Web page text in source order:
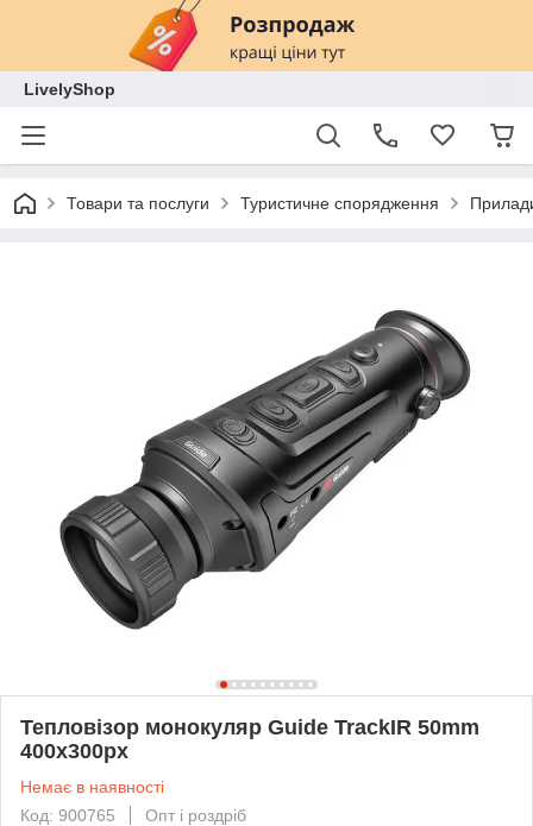
LivelyShop
Товари та послуги Туристичне спорядження
Тепловізор монокуляр Guide TrackIR 50mm
400x300px
Немає в наявності
Код: 900765
Опт і роздріб